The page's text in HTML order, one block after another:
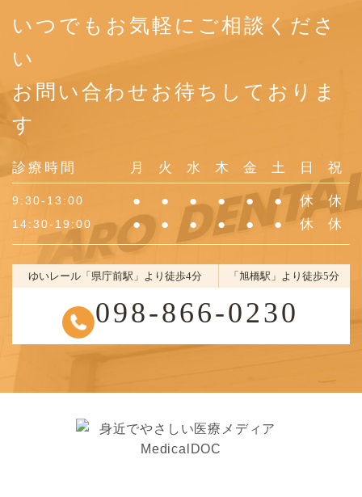
いつでもお気軽にご相談くださ
い
お問い合わせお待ちしておりま
す
診療時間 月 火 水 木 金 土 日 祝
9:30-13:00 ● ● ● ● ● ● 休 休
14:30-19:00 ● ● ● ● ● ● 休 休
ゆいレール「県庁前駅」より徒歩4分 「旭橋駅」より徒歩5分
098-866-0230